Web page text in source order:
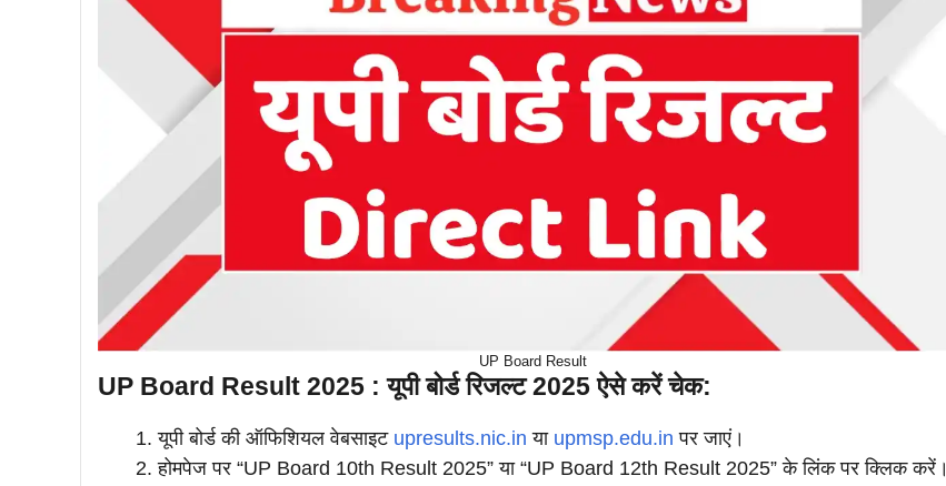
UP Board Result
UP Board Result 2025 : यूपी बोर्ड रिजल्ट 2025 ऐसे करें चेक:
यूपी बोर्ड की ऑफिशियल वेबसाइट upresults.nic.in या upmsp.edu.in पर जाएं।
होमपेज पर “UP Board 10th Result 2025” या “UP Board 12th Result 2025” के लिंक पर क्लिक करें।